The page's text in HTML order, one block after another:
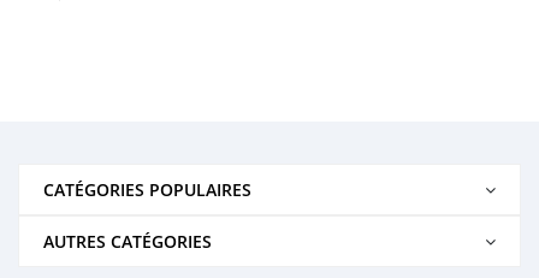
CATÉGORIES POPULAIRES
AUTRES CATÉGORIES